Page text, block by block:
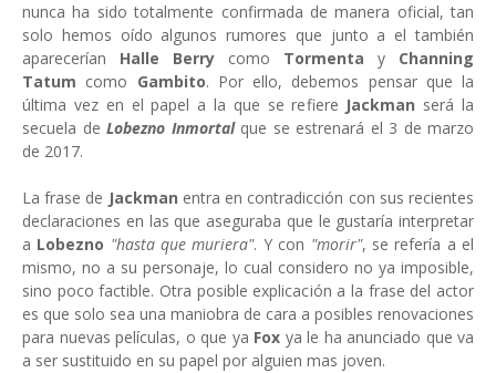
nunca ha sido totalmente confirmada de manera oficial, tan
solo hemos oído algunos rumores que junto a el también
aparecerían Halle Berry como Tormenta y Channing
Tatum como Gambito. Por ello, debemos pensar que la
última vez en el papel a la que se refiere Jackman será la
secuela de Lobezno Inmortal que se estrenará el 3 de marzo
de 2017.
La frase de Jackman entra en contradicción con sus recientes
declaraciones en las que aseguraba que le gustaría interpretar
a Lobezno "hasta que muriera". Y con "morir", se refería a el
mismo, no a su personaje, lo cual considero no ya imposible,
sino poco factible. Otra posible explicación a la frase del actor
es que solo sea una maniobra de cara a posibles renovaciones
para nuevas películas, o que ya Fox ya le ha anunciado que va
a ser sustituido en su papel por alguien mas joven.